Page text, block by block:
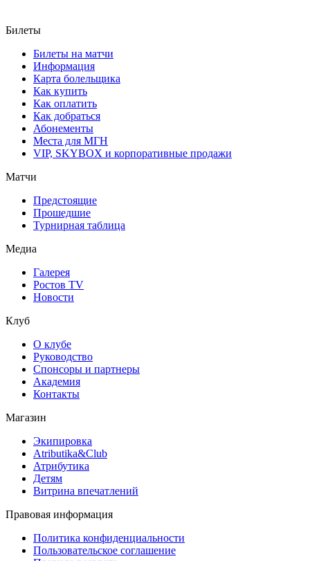
Билеты
Билеты на матчи
Информация
Карта болельщика
Как купить
Как оплатить
Как добраться
Абонементы
Места для МГН
VIP, SKYBOX и корпоративные продажи
Матчи
Предстоящие
Прошедшие
Турнирная таблица
Медиа
Галерея
Ростов TV
Новости
Клуб
О клубе
Руководство
Спонсоры и партнеры
Академия
Контакты
Магазин
Экипировка
Atributika&Club
Атрибутика
Детям
Витрина впечатлений
Правовая информация
Политика конфиденциальности
Пользовательское соглашение